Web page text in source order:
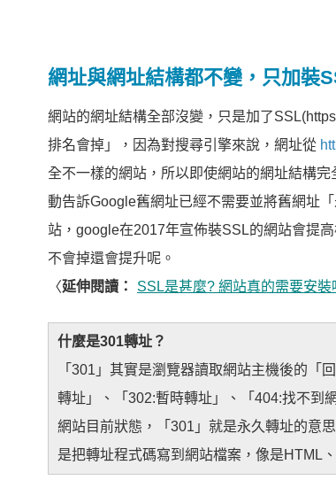
網址與網址結構都不變，只加裝
網站的網址結構全部沒變，只是加了
排名會掉」，因為對搜尋引擎來說，網址從
全不一樣的網站，所以即使網站的網址結構
動告訴Google舊網址已經不需要並將舊網址
站，google在2017年宣佈裝SSL的網站會提
不會掉還會提升呢。
〈延伸閱讀： SSL是甚麼? 網站真的需要安裝
什麼是301轉址？
「301」其實是瀏覽器讀取網站主機後的「
轉址」、「302:暫時轉址」、「404:找不到
網站目前狀態，「301」就是永久轉址的意
是把轉址程式碼寫到網站檔案，像是HTML